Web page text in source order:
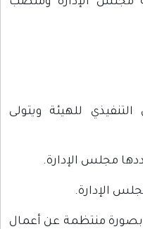
للهيئة ويتولى
مجلس الإدارة.
الإدارة.
بصورة منتظمة عن أعمال